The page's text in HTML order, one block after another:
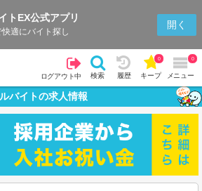
トEX公式アプリ
快適にバイト探し
開く
ログアウト中 検索 履歴 キープ
0
メニュー
0
バイトの求人情報